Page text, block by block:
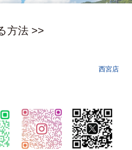
方法 >>
西宮店